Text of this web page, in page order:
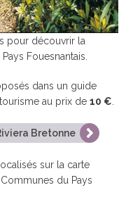
pour découvrir la
Fouesnantais.
dans un guide
au prix de10 €
Bretonne
sur la carte
du Pays